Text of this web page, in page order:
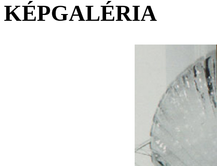
KÉPGALÉRIA